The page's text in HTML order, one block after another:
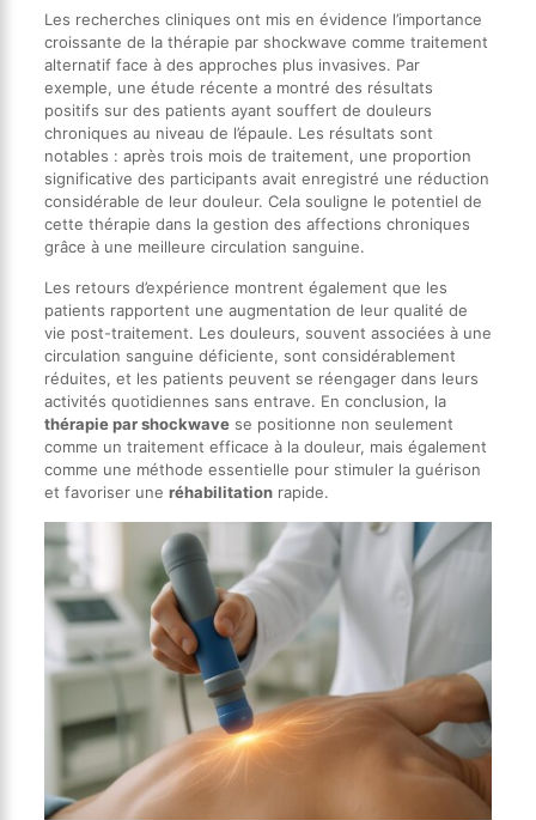
Les recherches cliniques ont mis en évidence l’importance
croissante de la thérapie par shockwave comme traitement
alternatif face à des approches plus invasives. Par
exemple, une étude récente a montré des résultats
positifs sur des patients ayant souffert de douleurs
chroniques au niveau de l’épaule. Les résultats sont
notables : après trois mois de traitement, une proportion
significative des participants avait enregistré une réduction
considérable de leur douleur. Cela souligne le potentiel de
cette thérapie dans la gestion des affections chroniques
grâce à une meilleure circulation sanguine.
Les retours d’expérience montrent également que les
patients rapportent une augmentation de leur qualité de
vie post-traitement. Les douleurs, souvent associées à une
circulation sanguine déficiente, sont considérablement
réduites, et les patients peuvent se réengager dans leurs
activités quotidiennes sans entrave. En conclusion, la
thérapie par shockwavese positionne non seulement
comme un traitement efficace à la douleur, mais également
comme une méthode essentielle pour stimuler la guérison
et favoriser une réhabilitationrapide.